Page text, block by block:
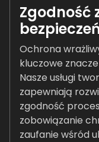
Zgodność
Ochrona
kluczowe
Nasze usługi
zapewniają
zgodność
zobowiązanie
zaufanie wśród